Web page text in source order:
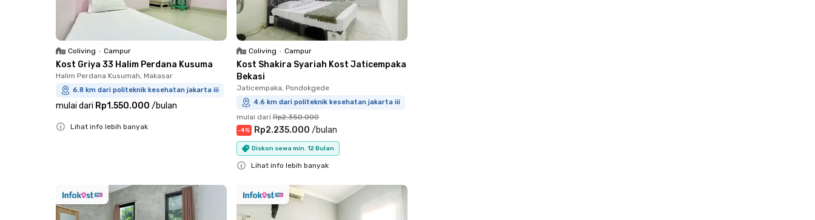
Coliving • Campur
Kost Griya 33 Halim Perdana Kusuma
Halim Perdana Kusumah, Makasar
6.8 km dari politeknik kesehatan jakarta iii
mulai dari Rp1.550.000 /bulan
Lihat info lebih banyak
Coliving • Campur
Kost Shakira Syariah Kost Jaticempaka
Bekasi
Jaticempaka, Pondokgede
4.6 km dari politeknik kesehatan jakarta iii
mulai dari Rp2.350.000
-4% Rp2.235.000 /bulan
Diskon sewa min. 12 Bulan
Lihat info lebih banyak